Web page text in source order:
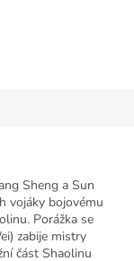
Sheng a Sun
vojáky bojovému
Porážka se
zabije mistry
část Shaolinu